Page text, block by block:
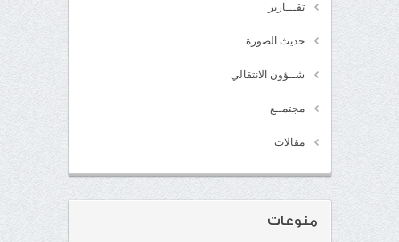
تقـــارير
حديث الصورة
شــؤون الانتقالي
مجتمــع
مقالات
منوعات